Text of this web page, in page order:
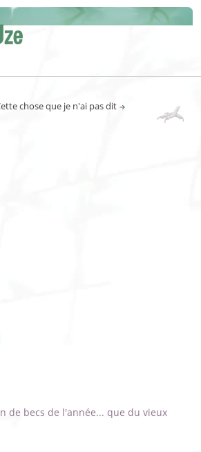
chose que je n'ai pas dit
de becs de l'année... que du vieux